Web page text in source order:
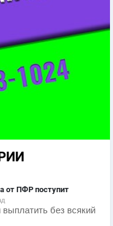
от ПФР поступит
без всякий